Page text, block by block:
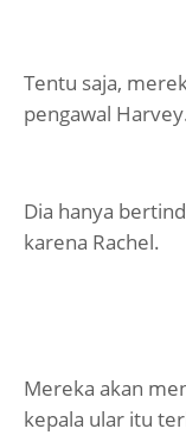
Tentu saja,
pengawal
Dia hanya
karena Rachel.
Mereka akan
kepala ular itu